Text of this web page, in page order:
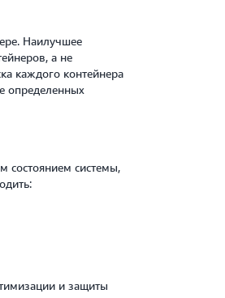
Наилучшее
а не
каждого контейнера
определенных
состоянием системы,
и защиты